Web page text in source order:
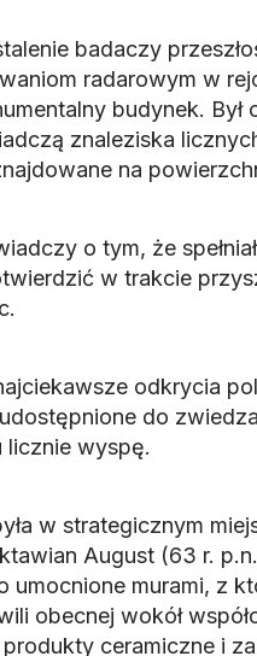
badaczy
radarowym w
budynek. Był
znaleziska
na
o tym, że
w trakcie
odkrycia
do
wyspę.
w strategicznym
August (63 r.
umocnione murami, z
obecnej wokół
ceramiczne i